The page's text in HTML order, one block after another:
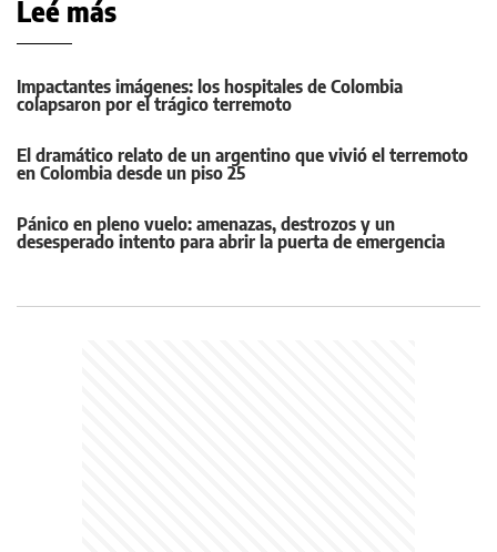
Leé más
Impactantes imágenes: los hospitales de Colombia
colapsaron por el trágico terremoto
El dramático relato de un argentino que vivió el terremoto
en Colombia desde un piso 25
Pánico en pleno vuelo: amenazas, destrozos y un
desesperado intento para abrir la puerta de emergencia